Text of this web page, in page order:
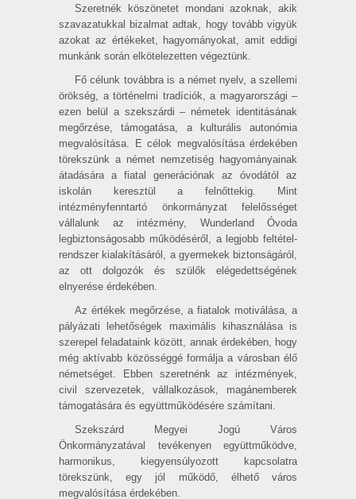
Szeretnék köszönetet mondani azoknak, akik
szavazatukkal bizal­mat adtak, hogy tovább vigyük
azokat az értékeket, hagyo­mányokat, amit eddigi
munkánk során elkötelezetten végeztünk.
Fő célunk továbbra is a német nyelv, a szellemi
örökség, a történelmi tradíciók, a magyarországi –
ezen belül a szekszárdi – németek identi­tásának
megőrzése, támogatása, a kulturális autonómia
megvalósítása. E célok megvalósítása érdekében
törekszünk a német nemzetiség hagyományainak
átadására a fiatal generációnak az óvodától az
iskolán keresztül a felnőttekig. Mint
intézményfenntartó önkormányzat felelősséget
vállalunk az intézmény, Wunderland Óvoda
legbiztonságosabb működéséről, a legjobb feltétel­
rendszer kialakításáról, a gyermekek biztonságáról,
az ott dolgozók és szülők elégedett­ségének
elnyerése érdekében.
Az értékek megőrzése, a fiatalok motiválása, a
pályázati lehetőségek maximális kihasználása is
szerepel feladataink között, annak érdekében, hogy
még aktívabb közösséggé formálja a városban élő
németséget. Ebben szeretnénk az intézmények,
civil szervezetek, vállalkozások, magánemberek
támogatására és együttműködésére számítani.
Szekszárd Megyei Jogú Város
Önkormányzatával tevékenyen együttműködve,
harmonikus, kiegyensúlyozott kapcsolatra
törekszünk, egy jól működő, élhető város
megvalósítása érdekében.